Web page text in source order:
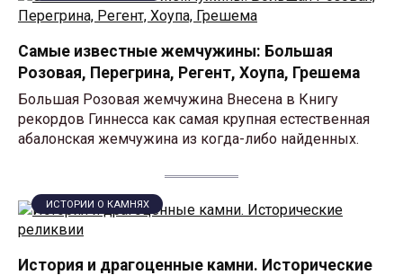
Cамые известные жемчужины: Большая
Розовая, Перегрина, Регент, Хоупа, Грешема
Большая Розовая жемчужина Внесена в Книгу
рекордов Гиннесса как самая крупная естественная
абалонская жемчужина из когда-либо найденных.
ИСТОРИИ О КАМНЯХ
История и драгоценные камни. Исторические